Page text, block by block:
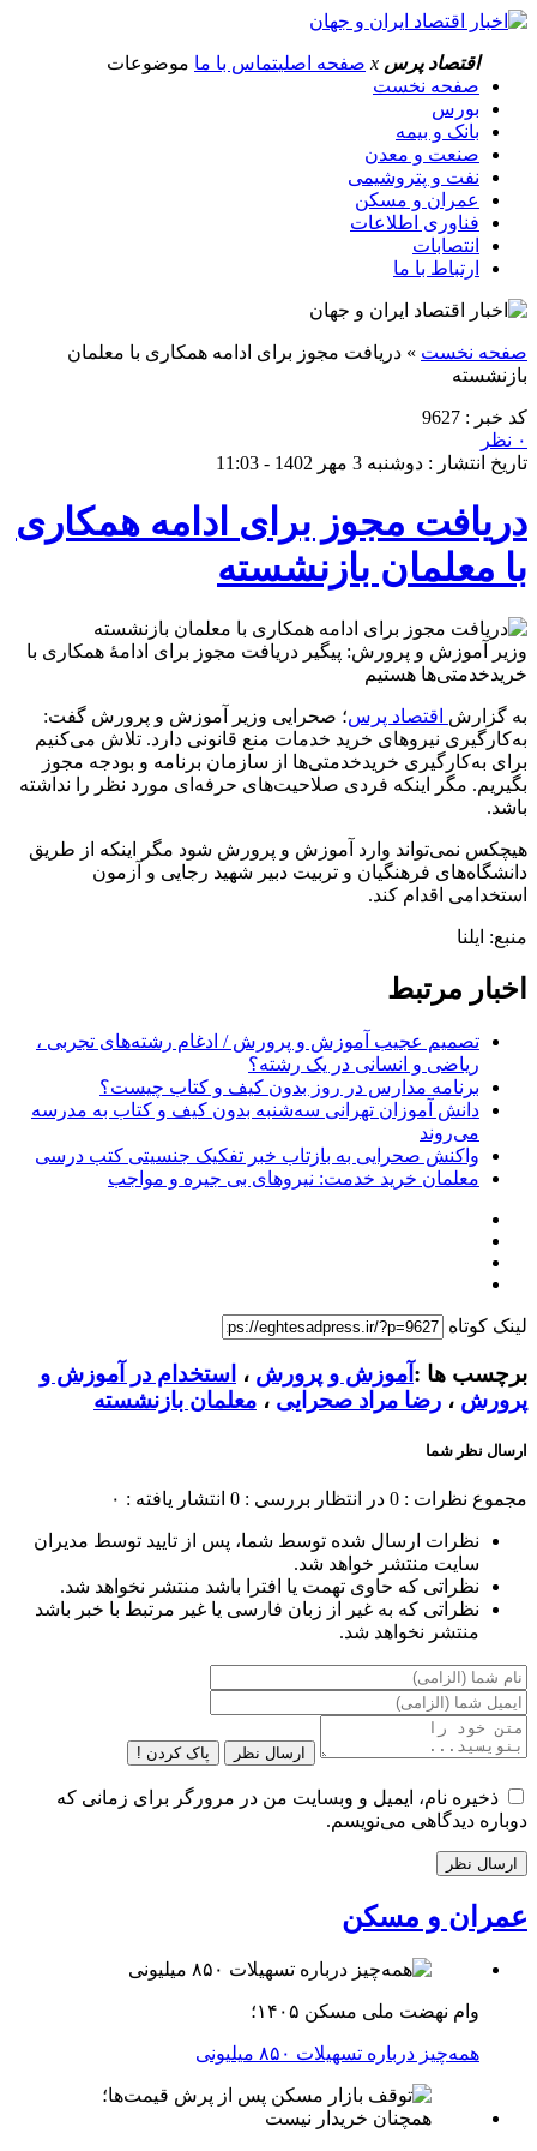
اقتصاد پرس x صفحه اصلیتماس با ما موضوعات
صفحه نخست
بورس
بانک و بیمه
صنعت و معدن
نفت و پتروشیمی
عمران و مسکن
فناوری اطلاعات
انتصابات
ارتباط با ما
صفحه نخست » دریافت مجوز برای ادامه همکاری با معلمان
بازنشسته
کد خبر : 9627
۰ نظر
تاریخ انتشار : دوشنبه 3 مهر 1402 - 11:03
دریافت مجوز برای ادامه همکاری
با معلمان بازنشسته
وزیر آموزش و پرورش: پیگیر دریافت مجوز برای ادامۀ همکاری با
خریدخدمتی‌ها هستیم
به گزارش اقتصاد پرس؛ صحرایی وزیر آموزش و پرورش گفت:
به‌کارگیری نیروهای خرید خدمات منع قانونی دارد. تلاش می‌کنیم
برای به‌کارگیری خریدخدمتی‌ها از سازمان برنامه و بودجه مجوز
بگیریم. مگر اینکه فردی صلاحیت‌های حرفه‌ای مورد نظر را نداشته
باشد.
هیچکس نمی‌تواند وارد آموزش و پرورش شود مگر اینکه از طریق
دانشگاه‌های فرهنگیان و تربیت دبیر شهید رجایی و آزمون
استخدامی اقدام کند.
منبع: ایلنا
اخبار مرتبط
تصمیم عجیب آموزش و پرورش / ادغام رشته‌های تجربی ،
ریاضی و انسانی در یک رشته؟
برنامه مدارس در روز بدون کیف و کتاب چیست؟
دانش آموزان تهرانی سه‌شنبه بدون کیف و کتاب به مدرسه
می‌روند
واکنش صحرایی به بازتاب خبر تفکیک جنسیتی کتب درسی
معلمان خرید خدمت: نیروهای بی جیره و مواجب
لینک کوتاه
برچسب ها : آموزش و پرورش ، استخدام در آموزش و
پرورش ، رضا مراد صحرایی ، معلمان بازنشسته
ارسال نظر شما
مجموع نظرات : 0 در انتظار بررسی : 0 انتشار یافته : ۰
نظرات ارسال شده توسط شما، پس از تایید توسط مدیران
سایت منتشر خواهد شد.
نظراتی که حاوی تهمت یا افترا باشد منتشر نخواهد شد.
نظراتی که به غیر از زبان فارسی یا غیر مرتبط با خبر باشد
منتشر نخواهد شد.
ارسال نظر پاک کردن !
ذخیره نام، ایمیل و وبسایت من در مرورگر برای زمانی که
دوباره دیدگاهی می‌نویسم.
عمران و مسکن
وام نهضت ملی مسکن ۱۴۰۵؛
همه‌چیز درباره تسهیلات ۸۵۰ میلیونی